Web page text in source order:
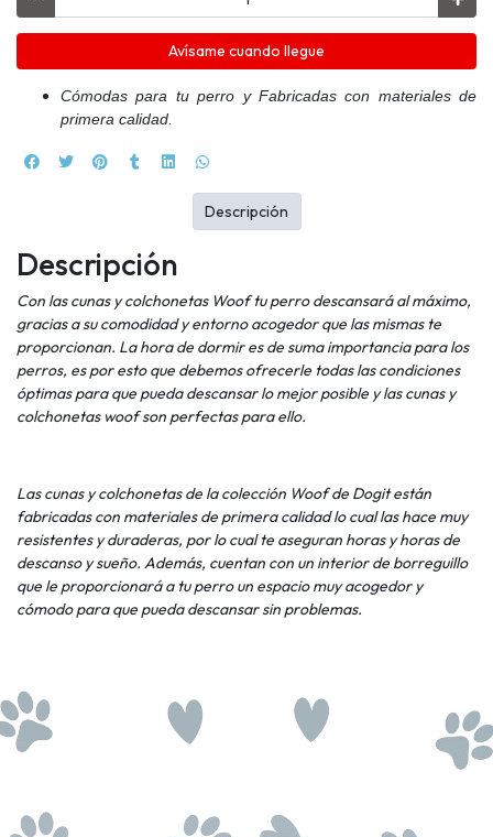
Avísame cuando llegue
Cómodas para tu perro y Fabricadas con materiales de
primera calidad.
Descripción
Con las cunas y colchonetas Woof tu perro descansará al máximo,
gracias a su comodidad y entorno acogedor que las mismas te
proporcionan. La hora de dormir es de suma importancia para los
perros, es por esto que debemos ofrecerle todas las condiciones
óptimas para que pueda descansar lo mejor posible y las cunas y
colchonetas woof son perfectas para ello.
Las cunas y colchonetas de la colección Woof de Dogit están
fabricadas con materiales de primera calidad lo cual las hace muy
resistentes y duraderas, por lo cual te aseguran horas y horas de
descanso y sueño. Además, cuentan con un interior de borreguillo
que le proporcionará a tu perro un espacio muy acogedor y
cómodo para que pueda descansar sin problemas.
Descripción